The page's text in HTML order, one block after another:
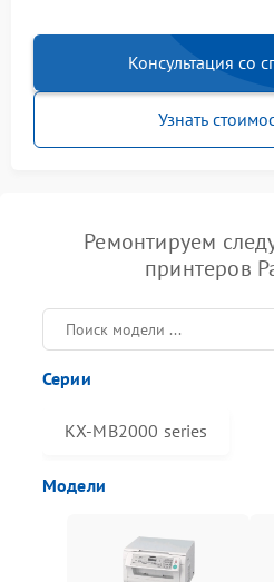
Консультация со
Узнать
Ремонтируем
принтеров
Серии
KX-MB2000 series
Модели